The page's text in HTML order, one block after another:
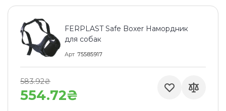
FERPLAST Safe Boxer Намордник
для собак
Арт 75585917
554.72₴
583.92₴